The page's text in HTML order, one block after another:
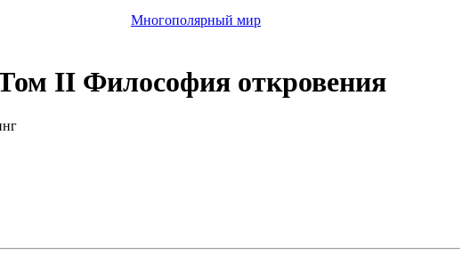
Многополярный мир
II Философия откровения